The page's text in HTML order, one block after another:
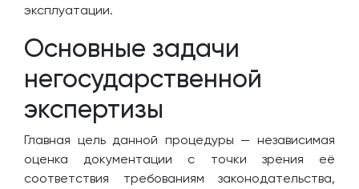
эксплуатации.
Основные задачи
негосударственной
экспертизы
Главная цель данной процедуры — независимая
оценка документации с точки зрения её
соответствия требованиям законодательства,